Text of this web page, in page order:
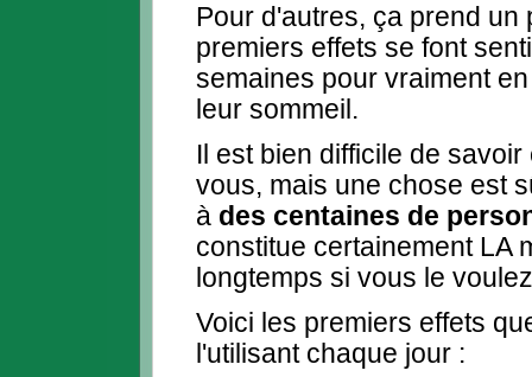
Pour d'autres, ça prend un
premiers effets se font
semaines pour vraiment
leur sommeil.
Il est bien difficile de
vous, mais une chose est
à des centaines de
constitue certainement LA
longtemps si vous le
Voici les premiers effets
l'utilisant chaque jour :